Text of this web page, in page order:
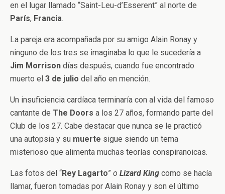
en el lugar llamado “Saint-Leu-d’Esserent” al norte de
París, Francia.
La pareja era acompañada por su amigo Alain Ronay y
ninguno de los tres se imaginaba lo que le sucedería a
Jim Morrison días después, cuando fue encontrado
muerto el 3 de julio del año en mención.
Un insuficiencia cardíaca terminaría con al vida del famoso
cantante de The Doors a los 27 años, formando parte del
Club de los 27. Cabe destacar que nunca se le practicó
una autopsia y su muerte sigue siendo un tema
misterioso que alimenta muchas teorías conspiranoicas.
Las fotos del “Rey Lagarto” o Lizard King como se hacía
llamar, fueron tomadas por Alain Ronay y son el último